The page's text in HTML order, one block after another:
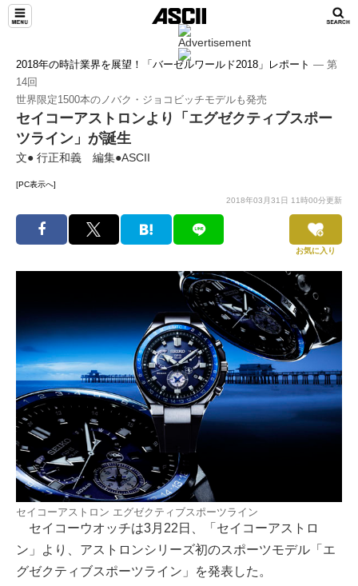
2018年の時計業界を展望！「バーゼルワールド2018」レポート ― 第
14回
世界限定1500本のノバク・ジョコビッチモデルも発売
セイコーアストロンより「エグゼクティブスポー
ツライン」が誕生
文● 行正和義 編集●ASCII
[PC表示へ]
2018年03月31日 11時00分更新
お気に入り
セイコーアストロン エグゼクティブスポーツライン
セイコーウオッチは3月22日、「セイコーアストロ
ン」より、アストロンシリーズ初のスポーツモデル「エ
グゼクティブスポーツライン」を発表した。